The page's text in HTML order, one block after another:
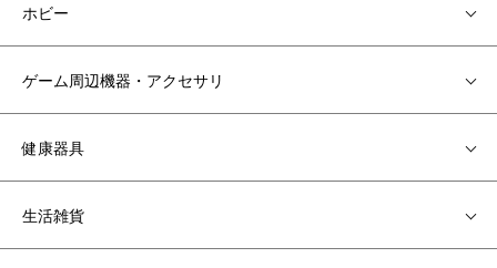
ホビー
ゲーム周辺機器・アクセサリ
健康器具
生活雑貨